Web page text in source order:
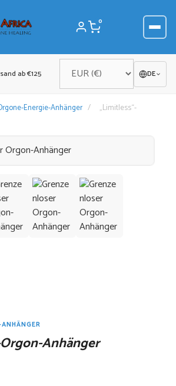
0
ab €125 DE
Energie-Anhänger /
„Limitless“-
Anhänger